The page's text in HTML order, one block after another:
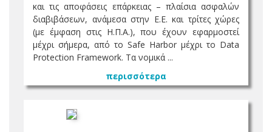
και τις αποφάσεις επάρκειας – πλαίσια ασφαλών
διαβιβάσεων, ανάμεσα στην Ε.Ε. και τρίτες χώρες
(με έμφαση στις Η.Π.Α.), που έχουν εφαρμοστεί
μέχρι σήμερα, από το Safe Harbor μέχρι το Data
Protection Framework. Τα νομικά ...
περισσότερα